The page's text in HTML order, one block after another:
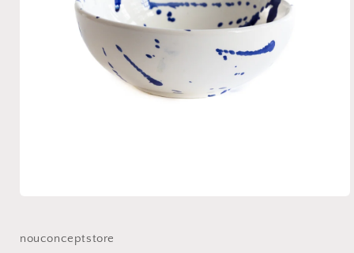
1
nouconceptstore